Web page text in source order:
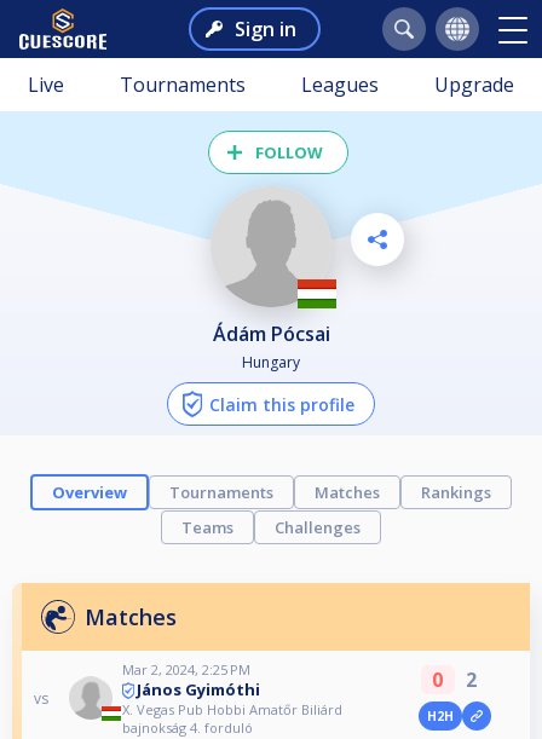
Sign in
Live Tournaments Leagues Upgrade
FOLLOW
Ádám Pócsai
Hungary
Claim this profile
Overview Tournaments Matches
Rankings
Teams
Challenges
Matches
vs
Mar 2, 2024, 2:25 PM
János Gyimóthi
X. Vegas Pub Hobbi Amatőr Biliárd
bajnokság 4. forduló
0 2
H2H